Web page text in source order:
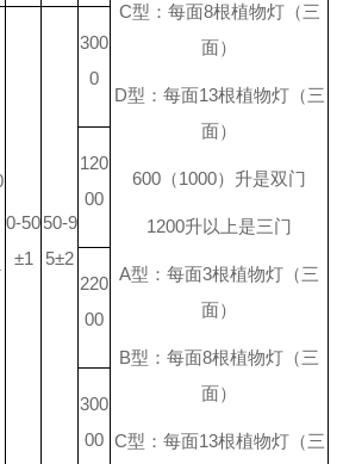
C型：每面8根植物灯（三
面）
D型：每面13根植物灯（三
面）
600 （1000）升是双门
1200升以上是三门
A型：每面3根植物灯（三
面）
B型：每面8根植物灯（三
面）
C型：每面13根植物灯（三
0-50
±1
50-9
5±2
300
0
120
00
220
00
300
00